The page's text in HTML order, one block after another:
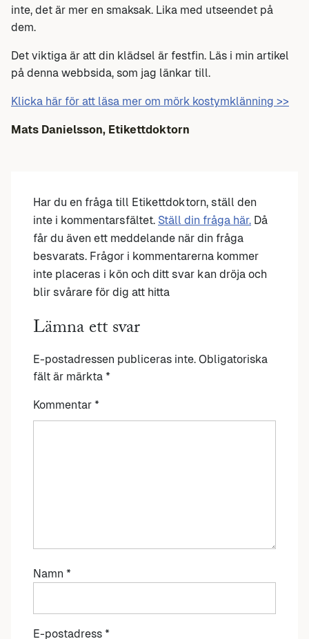
inte, det är mer en smaksak. Lika med utseendet på
dem.
Det viktiga är att din klädsel är festfin. Läs i min artikel
på denna webbsida, som jag länkar till.
Klicka här för att läsa mer om mörk kostymklänning >>
Mats Danielsson, Etikettdoktorn
Har du en fråga till Etikettdoktorn, ställ den
inte i kommentarsfältet. Ställ din fråga här. Då
får du även ett meddelande när din fråga
besvarats. Frågor i kommentarerna kommer
inte placeras i kön och ditt svar kan dröja och
blir svårare för dig att hitta
Lämna ett svar
E-postadressen publiceras inte. Obligatoriska
fält är märkta *
Kommentar *
Namn *
E-postadress *